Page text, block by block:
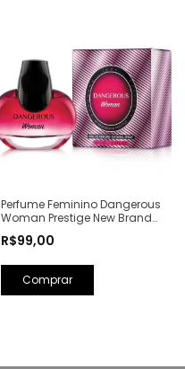
Perfume Feminino Dangerous
Woman Prestige New Brand
100ml (Ref. Olfativa: Poison
R$99,00